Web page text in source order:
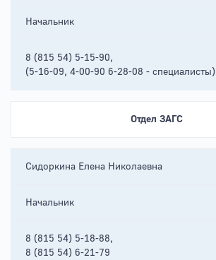
Начальник
8 (815 54) 5-15-90,
(5-16-09, 4-00-90 6-28-08 - специалисты)
Отдел ЗАГС
Сидоркина Елена Николаевна
Начальник
8 (815 54) 5-18-88,
8 (815 54) 6-21-79